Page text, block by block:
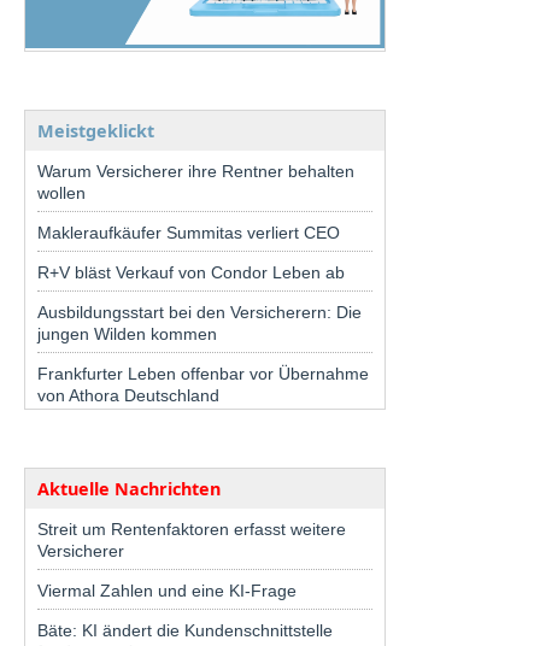
Meistgeklickt
Warum Versicherer ihre Rentner behalten
wollen
Makleraufkäufer Summitas verliert CEO
R+V bläst Verkauf von Condor Leben ab
Ausbildungsstart bei den Versicherern: Die
jungen Wilden kommen
Frankfurter Leben offenbar vor Übernahme
von Athora Deutschland
Aktuelle Nachrichten
Streit um Rentenfaktoren erfasst weitere
Versicherer
Viermal Zahlen und eine KI-Frage
Bäte: KI ändert die Kundenschnittstelle